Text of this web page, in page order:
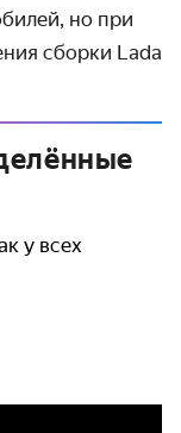
но при
сборки Lada
у всех